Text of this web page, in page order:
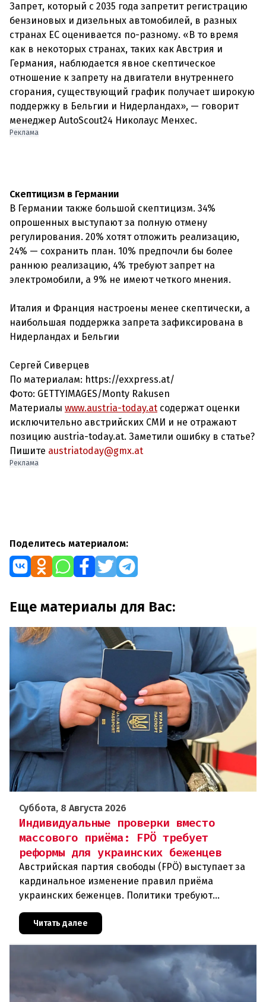
Запрет, который с 2035 года запретит регистрацию
бензиновых и дизельных автомобилей, в разных
странах ЕС оценивается по-разному. «В то время
как в некоторых странах, таких как Австрия и
Германия, наблюдается явное скептическое
отношение к запрету на двигатели внутреннего
сгорания, существующий график получает широкую
поддержку в Бельгии и Нидерландах», — говорит
менеджер AutoScout24 Николаус Менхес.
Реклама
Скептицизм в Германии
В Германии также большой скептицизм. 34%
опрошенных выступают за полную отмену
регулирования. 20% хотят отложить реализацию,
24% — сохранить план. 10% предпочли бы более
раннюю реализацию, 4% требуют запрет на
электромобили, а 9% не имеют четкого мнения.
Италия и Франция настроены менее скептически, а
наибольшая поддержка запрета зафиксирована в
Нидерландах и Бельгии
Сергей Сиверцев
По материалам: https://exxpress.at/
Фото: GETTYIMAGES/Monty Rakusen
Материалы www.austria-today.at содержат оценки
исключительно австрийских СМИ и не отражают
позицию austria-today.at. Заметили ошибку в статье?
Пишите austriatoday@gmx.at
Реклама
Поделитесь материалом:
Еще материалы для Вас:
Суббота, 8 Августа 2026
Индивидуальные проверки вместо
массового приёма: FPÖ требует
реформы для украинских беженцев
Австрийская партия свободы (FPÖ) выступает за
кардинальное изменение правил приёма
украинских беженцев. Политики требуют
отменить автоматическое предоставление
убежища и ввести индивидуальные проверки
Читать далее